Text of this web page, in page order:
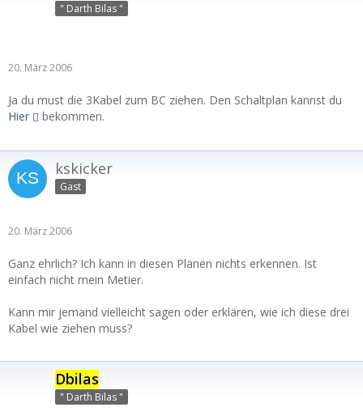
" Darth Bilas "
20. März 2006
Ja du must die 3Kabel zum BC ziehen. Den Schaltplan kannst du
Hier
bekommen.
kskicker
Gast
20. März 2006
Ganz ehrlich? Ich kann in diesen Plänen nichts erkennen. Ist
einfach nicht mein Metier.
Kann mir jemand vielleicht sagen oder erklären, wie ich diese drei
Kabel wie ziehen muss?
Dbilas
" Darth Bilas "